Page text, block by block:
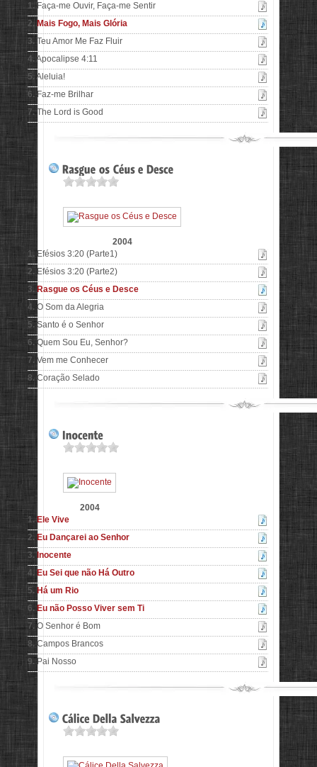
1.Faça-me Ouvir, Faça-me Sentir
2. Mais Fogo, Mais Glória
3. Teu Amor Me Faz Fluir
4.Apocalipse 4:11
5. Aleluia!
6. Faz-me Brilhar
7.The Lord is Good
2004
1. Efésios 3:20 (Parte1)
2. Efésios 3:20 (Parte2)
3. Rasgue os Céus e Desce
4. O Som da Alegria
5.Santo é o Senhor
6.Quem Sou Eu, Senhor?
7. Vem me Conhecer
8. Coração Selado
2004
1. Ele Vive
2. Eu Dançarei ao Senhor
3. Inocente
4. Eu Sei que não Há Outro
5. Há um Rio
6. Eu não Posso Viver sem Ti
7. O Senhor é Bom
8. Campos Brancos
9. Pai Nosso